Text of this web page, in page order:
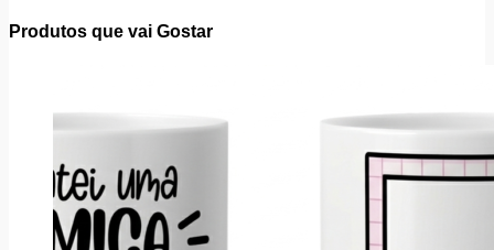
Produtos que vai Gostar